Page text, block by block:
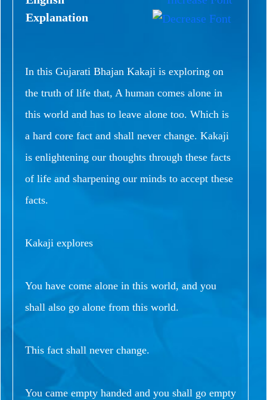
Explanation
In this Gujarati Bhajan Kakaji is exploring on
the truth of life that, A human comes alone in
this world and has to leave alone too. Which is
a hard core fact and shall never change. Kakaji
is enlightening our thoughts through these facts
of life and sharpening our minds to accept these
facts.
Kakaji explores
You have come alone in this world, and you
shall also go alone from this world.
This fact shall never change.
You came empty handed and you shall go empty